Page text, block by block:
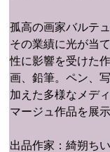
孤高の画家バルテ
その業績に光が当
性に影響を受けた
画、鉛筆。ペン、
加えた多様なメデ
マージュ作品を展
出品作家：綺朔ち